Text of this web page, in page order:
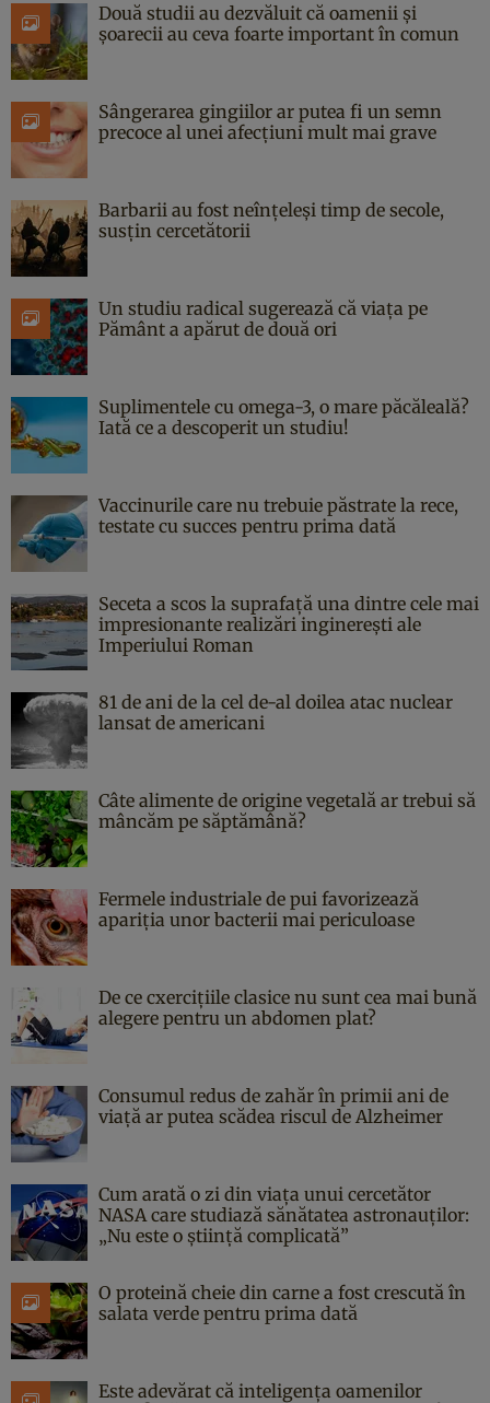
Două studii au dezvăluit că oamenii și
șoarecii au ceva foarte important în comun
Sângerarea gingiilor ar putea fi un semn
precoce al unei afecțiuni mult mai grave
Barbarii au fost neînțeleși timp de secole,
susțin cercetătorii
Un studiu radical sugerează că viața pe
Pământ a apărut de două ori
Suplimentele cu omega-3, o mare păcăleală?
Iată ce a descoperit un studiu!
Vaccinurile care nu trebuie păstrate la rece,
testate cu succes pentru prima dată
Seceta a scos la suprafață una dintre cele mai
impresionante realizări inginerești ale
Imperiului Roman
81 de ani de la cel de-al doilea atac nuclear
lansat de americani
Câte alimente de origine vegetală ar trebui să
mâncăm pe săptămână?
Fermele industriale de pui favorizează
apariția unor bacterii mai periculoase
De ce cxercițiile clasice nu sunt cea mai bună
alegere pentru un abdomen plat?
Consumul redus de zahăr în primii ani de
viață ar putea scădea riscul de Alzheimer
Cum arată o zi din viața unui cercetător
NASA care studiază sănătatea astronauților:
„Nu este o știință complicată”
O proteină cheie din carne a fost crescută în
salata verde pentru prima dată
Este adevărat că inteligența oamenilor